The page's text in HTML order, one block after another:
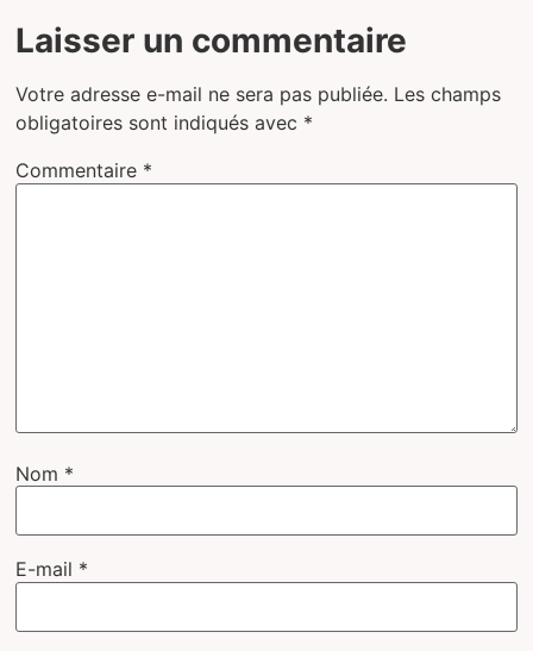
Laisser un commentaire
Votre adresse e-mail ne sera pas publiée. Les champs
obligatoires sont indiqués avec *
Commentaire *
Nom *
E-mail *